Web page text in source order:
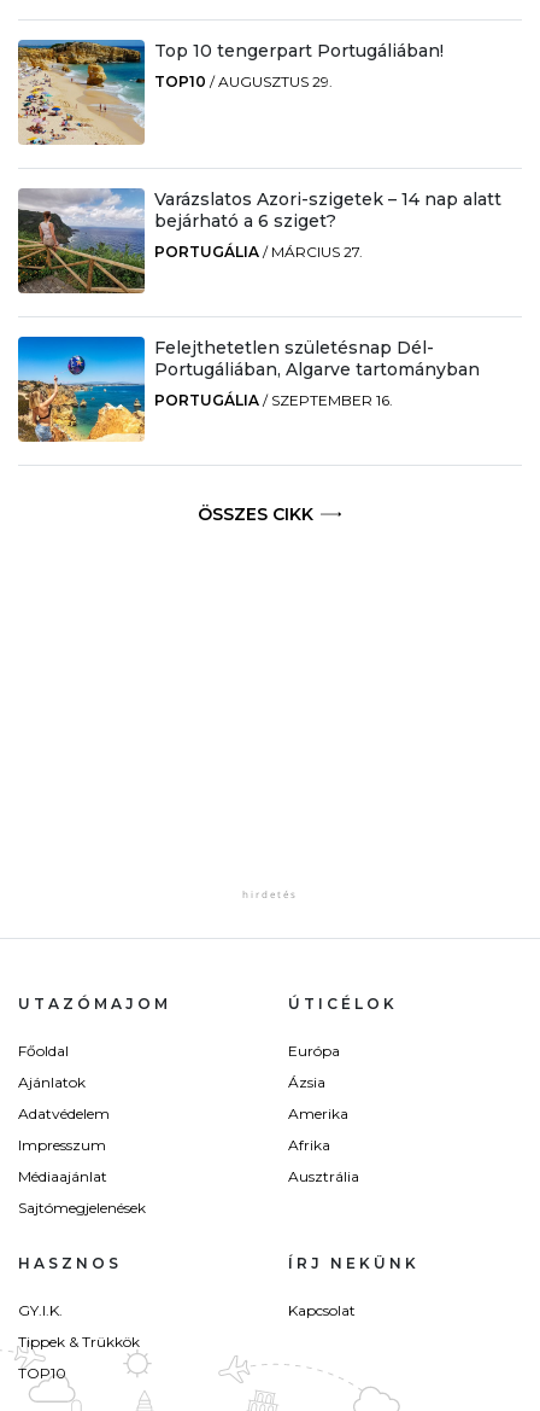
Top 10 tengerpart Portugáliában!
TOP10 /AUGUSZTUS 29.
Varázslatos Azori-szigetek – 14 nap alatt
bejárható a 6 sziget?
PORTUGÁLIA / MÁRCIUS 27.
Felejthetetlen születésnap Dél-
Portugáliában, Algarve tartományban
PORTUGÁLIA / SZEPTEMBER 16.
ÖSSZES CIKK
UTAZÓMAJOM
Főoldal
Ajánlatok
Adatvédelem
Impresszum
Médiaajánlat
Sajtómegjelenések
ÚTICÉLOK
Európa
Ázsia
Amerika
Afrika
Ausztrália
HASZNOS
GY.I.K.
Tippek & Trükkök
TOP10
ÍRJ NEKÜNK
Kapcsolat